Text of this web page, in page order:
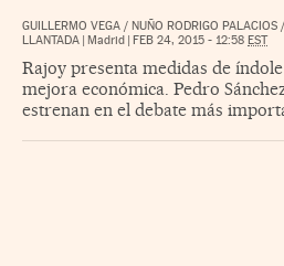
GUILLERMO VEGA / NUÑO RODRIGO PALACIOS /
LLANTADA
Madrid FEB 24, 2015 - 12:58 EST
Rajoy presenta medidas de
mejora económica. Pedro
estrenan en el debate más